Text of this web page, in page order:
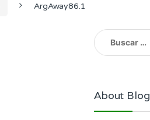
ArgAway86.1
Buscar:
About Blog